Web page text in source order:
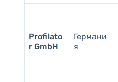
Profilato
r GmbH
Германи
я